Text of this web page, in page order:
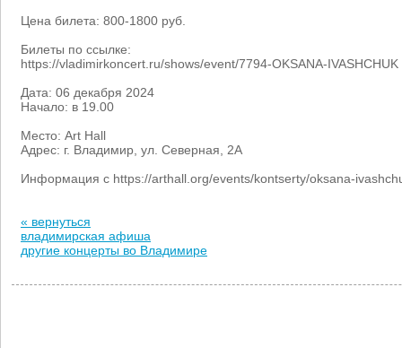
Цена билета: 800-1800 руб.
Билеты по ссылке:
https://vladimirkoncert.ru/shows/event/7794-OKSANA-IVASHCHUK
Дата: 06 декабря 2024
Начало: в 19.00
Место: Art Hall
Адрес: г. Владимир, ул. Северная, 2А
Информация с https://arthall.org/events/kontserty/oksana-
« вернуться
владимирская афиша
другие концерты во Владимире